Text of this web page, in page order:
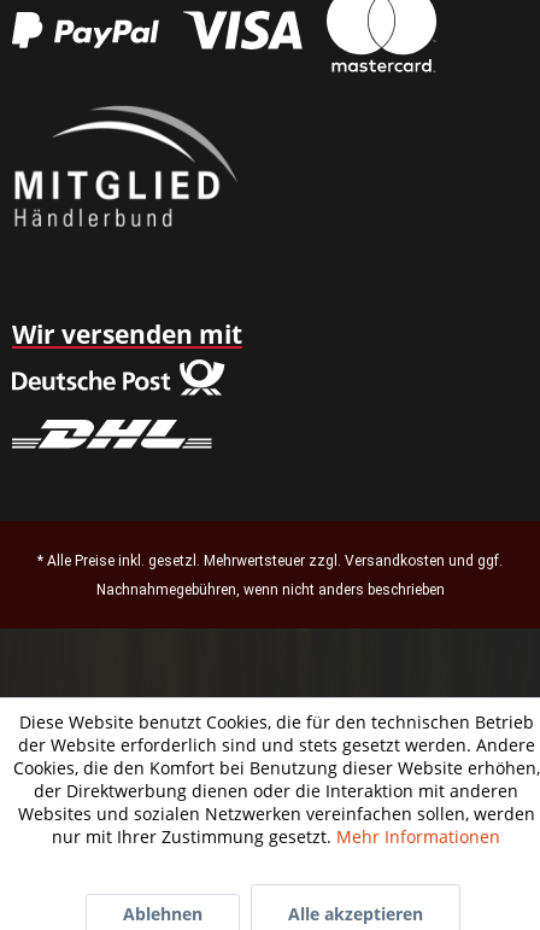
Wir versenden mit
* Alle Preise inkl. gesetzl. Mehrwertsteuer zzgl. Versandkosten und ggf.
Nachnahmegebühren, wenn nicht anders beschrieben
Diese Website benutzt Cookies, die für den technischen Betrieb
der Website erforderlich sind und stets gesetzt werden. Andere
Cookies, die den Komfort bei Benutzung dieser Website erhöhen,
der Direktwerbung dienen oder die Interaktion mit anderen
Websites und sozialen Netzwerken vereinfachen sollen, werden
nur mit Ihrer Zustimmung gesetzt. Mehr Informationen
Ablehnen Alle akzeptieren